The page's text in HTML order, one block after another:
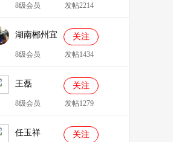
8级会员 发帖2214
湖南郴州宜
章县李明广
关注
8级会员 发帖1434
王磊 关注
8级会员 发帖1279
任玉祥 关注